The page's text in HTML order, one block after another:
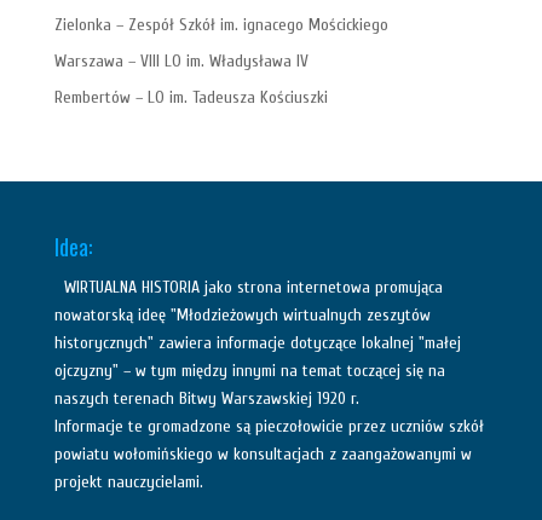
Zielonka – Zespół Szkół im. ignacego Mościckiego
Warszawa – VIII LO im. Władysława IV
Rembertów – LO im. Tadeusza Kościuszki
Idea:
WIRTUALNA HISTORIA jako strona internetowa promująca
nowatorską ideę "Młodzieżowych wirtualnych zeszytów
historycznych" zawiera informacje dotyczące lokalnej "małej
ojczyzny" – w tym między innymi na temat toczącej się na
naszych terenach Bitwy Warszawskiej 1920 r.
Informacje te gromadzone są pieczołowicie przez uczniów szkół
powiatu wołomińskiego w konsultacjach z zaangażowanymi w
projekt nauczycielami.